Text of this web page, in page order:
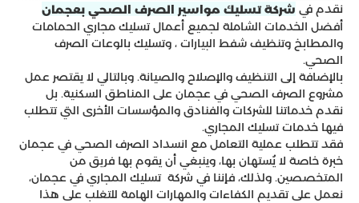
نقدم في شركة تسليك مواسير الصرف الصحي بعجمان
أفضل الخدمات الشاملة لجميع أعمال تسليك مجاري الحمامات
والمطابخ وتنظيف شفط البيارات ، وتسليك بالوعات الصرف
الصحي.
بالإضافة إلى التنظيف والإصلاح والصيانة. وبالتالي لا يقتصر عمل
مشروع الصرف الصحي في عجمان على المناطق السكنية. بل
نقدم خدماتنا للشركات والفنادق والمؤسسات الأخرى التي تتطلب
فيها خدمات تسليك المجاري.
فقد تتطلب عملية التعامل مع انسداد الصرف الصحي في عجمان
خبرة خاصة لا يُستهان بها، وينبغي أن يقوم بها فريق من
المتخصصين. ولذلك، فإننا في شركة تسليك المجاري في عجمان،
نعمل على تقديم الكفاءات والمهارات الهامة للتغلب على هذا